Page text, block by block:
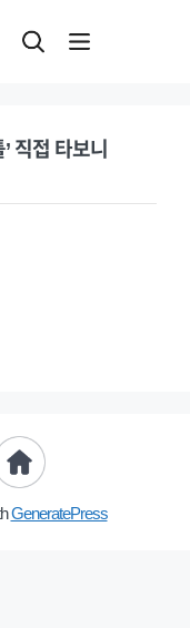
직접 타보니
GeneratePress